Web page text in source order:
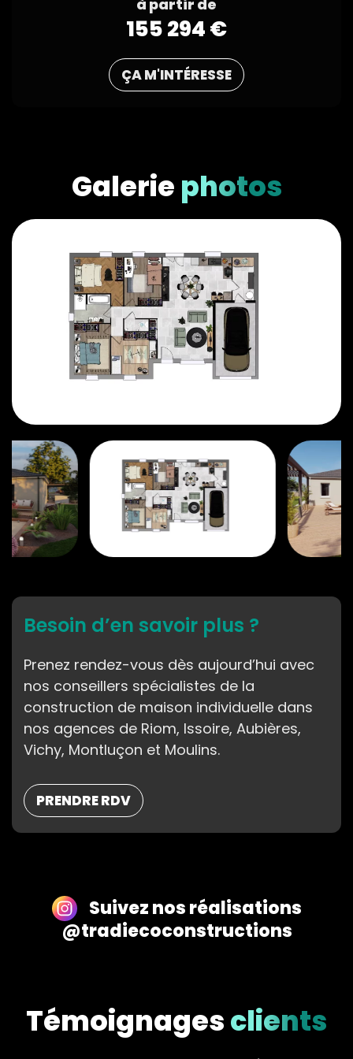
à partir de
155 294 €
ÇA M'INTÉRESSE
Galerie photos
Besoin d’en savoir plus ?
Prenez rendez-vous dès aujourd’hui avec
nos conseillers spécialistes de la
construction de maison individuelle dans
nos agences de Riom, Issoire, Aubières,
Vichy, Montluçon et Moulins.
PRENDRE RDV
Suivez nos réalisations
@tradiecoconstructions
Témoignagesclients